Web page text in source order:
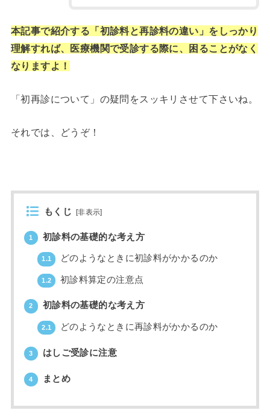
本記事で紹介する「初診料と再診料の違い」をしっかり
理解すれば、医療機関で受診する際に、困ることがなく
なりますよ！
「初再診について」の疑問をスッキリさせて下さいね。
それでは、どうぞ！
もくじ [非表示]
1 初診料の基礎的な考え方
1.1 どのようなときに初診料がかかるのか
1.2 初診料算定の注意点
2 初診料の基礎的な考え方
2.1 どのようなときに再診料がかかるのか
3 はしご受診に注意
4 まとめ